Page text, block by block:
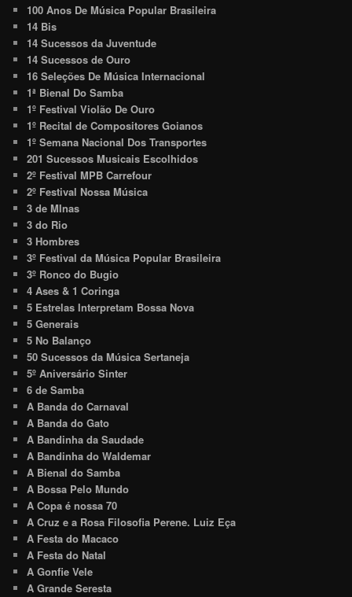
100 Anos De Música Popular Brasileira
14 Bis
14 Sucessos da Juventude
14 Sucessos de Ouro
16 Seleções De Música Internacional
1ª Bienal Do Samba
1º Festival Violão De Ouro
1º Recital de Compositores Goianos
1º Semana Nacional Dos Transportes
201 Sucessos Musicais Escolhidos
2º Festival MPB Carrefour
2º Festival Nossa Música
3 de MInas
3 do Rio
3 Hombres
3º Festival da Música Popular Brasileira
3º Ronco do Bugio
4 Ases & 1 Coringa
5 Estrelas Interpretam Bossa Nova
5 Generais
5 No Balanço
50 Sucessos da Música Sertaneja
5º Aniversário Sinter
6 de Samba
A Banda do Carnaval
A Banda do Gato
A Bandinha da Saudade
A Bandinha do Waldemar
A Bienal do Samba
A Bossa Pelo Mundo
A Copa é nossa 70
A Cruz e a Rosa Filosofia Perene. Luiz Eça
A Festa do Macaco
A Festa do Natal
A Gonfie Vele
A Grande Seresta